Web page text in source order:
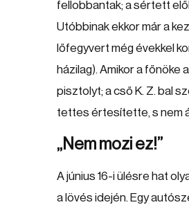
fellobbantak; a sértett
Utóbbinak ekkor már a
lőfegyvert még évekkel
házilag). Amikor a főnöke
pisztolyt; a cső K. Z. bal
tettes értesítette, s nem
„Nem mozi ez!”
A június 16-i ülésre hat
a lövés idején. Egy